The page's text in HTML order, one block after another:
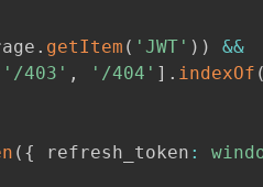
. getItem ( 'JWT' ) )
&&
'/403' , '/404' ] . indexOf (
( { refresh_token :